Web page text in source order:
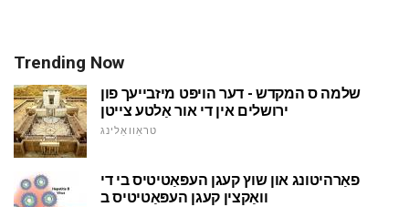
Trending Now
שלמה ס המקדש - דער הויפּט מיזבייעך פון
ירושלים אין די אור אַלטע צייטן
טראַוואַלינג
פאַרהיטונג און שוץ קעגן העפּאַטיטיס בי די
וואַקצין קעגן העפּאַטיטיס ב